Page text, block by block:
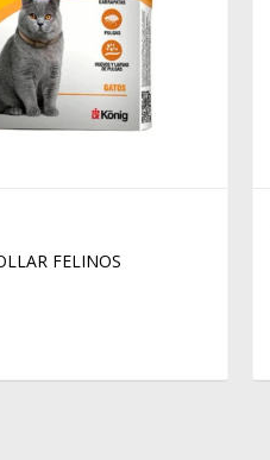
FELINOS